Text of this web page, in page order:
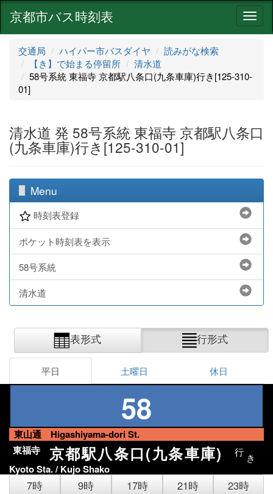
ナ
ビ
ョ
京都市バス時刻表
交通局 ハイパー市バスダイヤ
読みがな検索
【き】で始まる停留所
清水道
58号系統 東福寺 京都駅八条口(九条車庫)行き[125-310-
01]
清水道 発 58号系統 東福寺 京都駅八条口
(九条車庫)行き[125-310-01]
Menu
時刻表登録
ポケット時刻表を表示
58号系統
清水道
表形式 行形式
平日 土曜日 休日
58
東山通 Higashiyama-dori St.
東福寺
京都駅八条口(九条車庫) 行 き
Kyoto Sta. / Kujo Shako
7時 9時 17時 21時
23時